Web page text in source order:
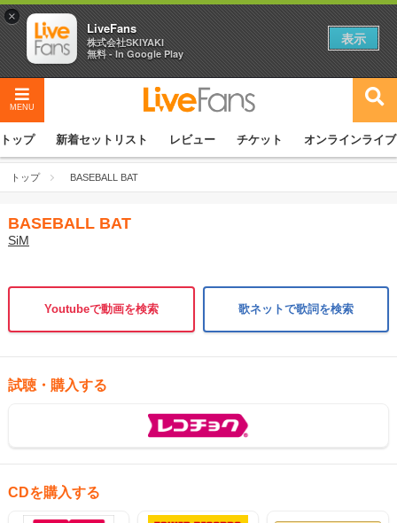
MENU
トップ 新着セットリスト レビュー チケット オンラインライブ
トップ BASEBALL BAT
BASEBALL BAT
SiM
Youtubeで動画を検索 歌ネットで歌詞を検索
試聴・購入する
CDを購入する
×
LiveFans
株式会社SKIYAKI
無料 - In Google Play
表示